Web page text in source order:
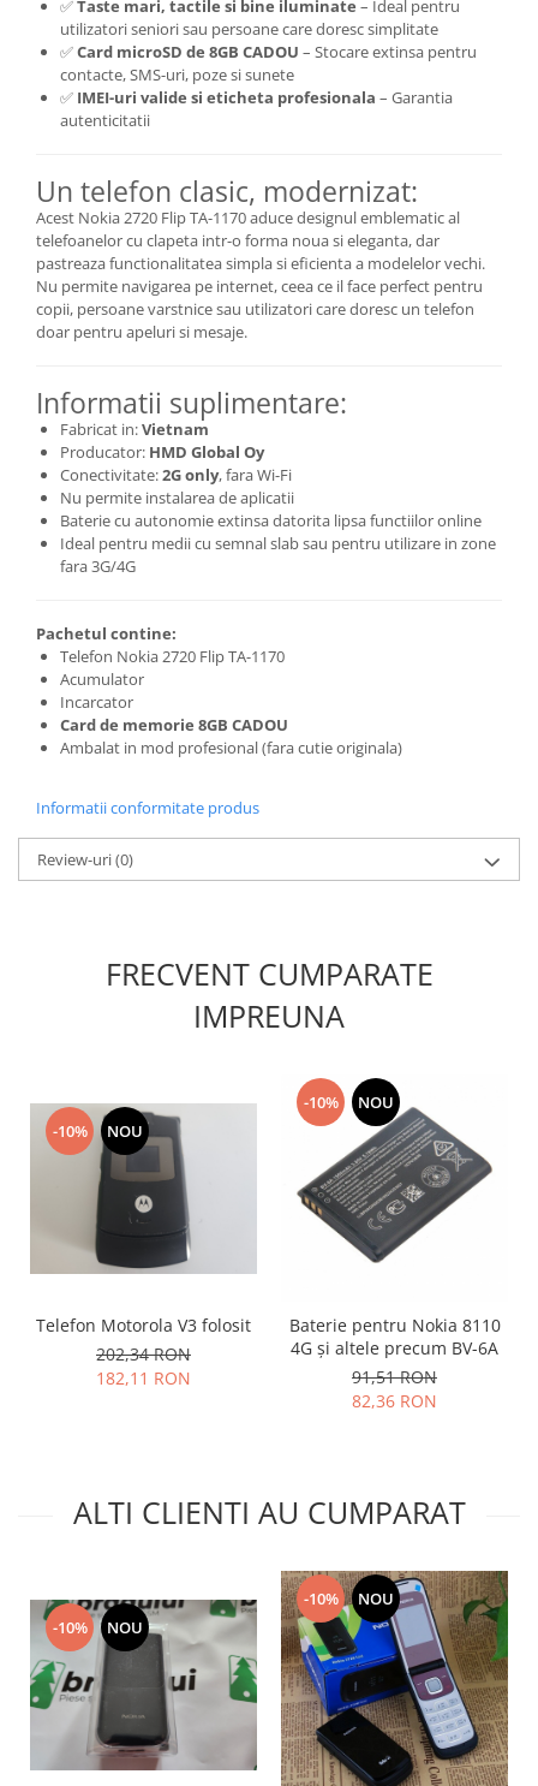
Lenovo
Motorola
Nokia
Samsung
Sony
Vodafone
Wiko
Xiaomi
ZTE
Allview
Asus
Lenovo
Nokia
Samsung
Placi de baza
Alcatel
Apple
HTC
Huawei
Nokia
Samsung
Nokia
Samsung
Touchscreen
Allview
Blackberry
Nokia
Philips
Sony
Touchscreen Huawei
Touchscreen Lenovo
Touchscreen Samsung
✅Taste mari, tactile si bine iluminate – Ideal pentru
utilizatori seniori sau persoane care doresc simplitate
✅Card microSD de 8GB CADOU – Stocare extinsa pentru
contacte, SMS-uri, poze si sunete
✅ IMEI-uri valide si eticheta profesionala – Garantia
autenticitatii
Un telefon clasic, modernizat:
Acest Nokia 2720 Flip TA-1170 aduce designul emblematic al
telefoanelor cu clapeta intr-o forma noua si eleganta, dar
pastreaza functionalitatea simpla si eficienta a modelelor vechi.
Nu permite navigarea pe internet, ceea ce il face perfect pentru
copii, persoane varstnice sau utilizatori care doresc un telefon
doar pentru apeluri si mesaje.
Informatii suplimentare:
Fabricat in:Vietnam
Producator: HMD Global Oy
Conectivitate:2G only, fara Wi-Fi
Nu permite instalarea de aplicatii
Baterie cu autonomie extinsa datorita lipsa functiilor online
Ideal pentru medii cu semnal slab sau pentru utilizare in zone
fara 3G/4G
Pachetul contine:
Telefon Nokia 2720 Flip TA-1170
Acumulator
Incarcator
Card de memorie 8GB CADOU
Ambalat in mod profesional (fara cutie originala)
Informatii conformitate produs
Review-uri(0)
FRECVENT CUMPARATE
IMPREUNA
-10% NOU
Telefon Motorola V3 folosit
202,34 RON
182,11 RON
-10% NOU
Baterie pentru Nokia 8110
4G și altele precum BV-6A
91,51 RON
82,36 RON
ALTI CLIENTI AU CUMPARAT
-10% NOU
-10% NOU